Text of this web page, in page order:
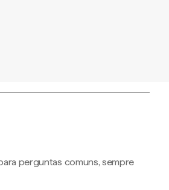
perguntas comuns, sempre